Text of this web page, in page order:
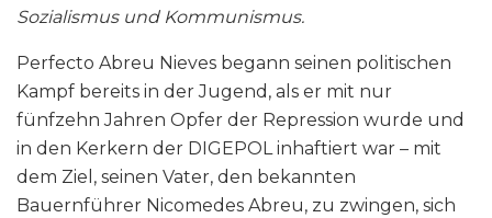
Sozialismus und Kommunismus.
Perfecto Abreu Nieves begann seinen politischen
Kampf bereits in der Jugend, als er mit nur
fünfzehn Jahren Opfer der Repression wurde und
in den Kerkern der DIGEPOL inhaftiert war – mit
dem Ziel, seinen Vater, den bekannten
Bauernführer Nicomedes Abreu, zu zwingen, sich